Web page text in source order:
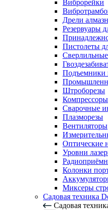
Виброрейки
Дрели
Резервуары
Пистолеты
Подъемники
Штроборезы
Компрессоры
Сварочные
Плазморезы
Вентиляторы
Оптические
Уровни
Колонки
Миксеры
Садовая техника
Садовая